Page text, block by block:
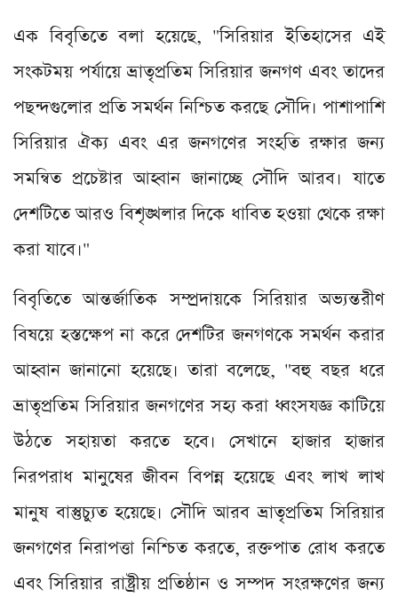
এক বিবৃতিতে বলা হয়েছে, "সিরিয়ার ইতিহাসের এই
সংকটময় পর্যায়ে ভ্রাতৃপ্রতিম সিরিয়ার জনগণ এবং তাদের
পছন্দগুলোর প্রতি সমর্থন নিশ্চিত করছে সৌদি। পাশাপাশি
সিরিয়ার ঐক্য এবং এর জনগণের সংহতি রক্ষার জন্য
সমন্বিত প্রচেষ্টার আহ্বান জানাচ্ছে সৌদি আরব। যাতে
দেশটিতে আরও বিশৃঙ্খলার দিকে ধাবিত হওয়া থেকে রক্ষা
করা যাবে।"
বিবৃতিতে আন্তর্জাতিক সম্প্রদায়কে সিরিয়ার অভ্যন্তরীণ
বিষয়ে হস্তক্ষেপ না করে দেশটির জনগণকে সমর্থন করার
আহ্বান জানানো হয়েছে। তারা বলেছে, "বহু বছর ধরে
ভ্রাতৃপ্রতিম সিরিয়ার জনগণের সহ্য করা ধ্বংসযজ্ঞ কাটিয়ে
উঠতে সহায়তা করতে হবে। সেখানে হাজার হাজার
নিরপরাধ মানুষের জীবন বিপন্ন হয়েছে এবং লাখ লাখ
মানুষ বাস্তুচ্যুত হয়েছে। সৌদি আরব ভ্রাতৃপ্রতিম সিরিয়ার
জনগণের নিরাপত্তা নিশ্চিত করতে, রক্তপাত রোধ করতে
এবং সিরিয়ার রাষ্ট্রীয় প্রতিষ্ঠান ও সম্পদ সংরক্ষণের জন্য